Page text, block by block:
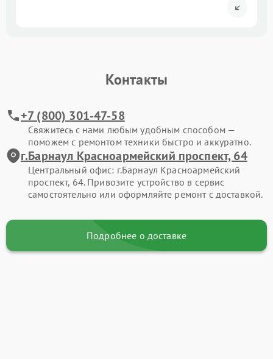
Контакты
+7 (800) 301-47-58
Свяжитесь с нами любым удобным способом —
поможем с ремонтом техники быстро и аккуратно.
г.Барнаул Красноармейский проспект, 64
Центральный офис: г.Барнаул Красноармейский
проспект, 64. Привозите устройство в сервис
самостоятельно или оформляйте ремонт с доставкой.
Подробнее о доставке